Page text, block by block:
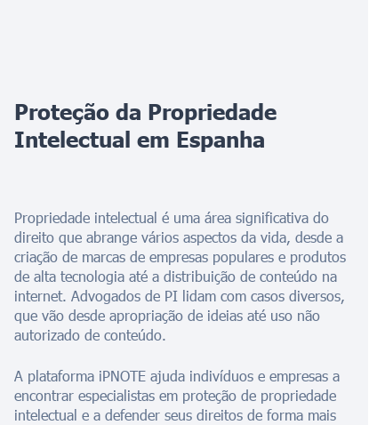
Proteção da Propriedade
Intelectual em Espanha
Propriedade intelectual é uma área significativa do
direito que abrange vários aspectos da vida, desde a
criação de marcas de empresas populares e produtos
de alta tecnologia até a distribuição de conteúdo na
internet. Advogados de PI lidam com casos diversos,
que vão desde apropriação de ideias até uso não
autorizado de conteúdo.
A plataforma iPNOTE ajuda indivíduos e empresas a
encontrar especialistas em proteção de propriedade
intelectual e a defender seus direitos de forma mais